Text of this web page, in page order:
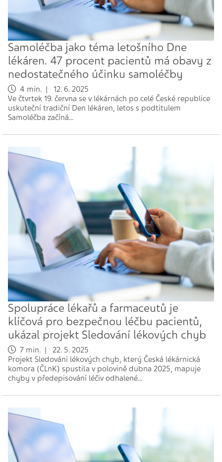
Samoléčba jako téma letošního Dne
lékáren. 47 procent pacientů má obavy z
nedostatečného účinku samoléčby
4 min. | 12. 6. 2025
Ve čtvrtek 19. června se v lékárnách po celé České republice
uskuteční tradiční Den lékáren, letos s podtitulem
Samoléčba začíná…
Spolupráce lékařů a farmaceutů je
klíčová pro bezpečnou léčbu pacientů,
ukázal projekt Sledování lékových chyb
7 min. | 22. 5. 2025
Projekt Sledování lékových chyb, který Česká lékárnická
komora (ČLnK) spustila v polovině dubna 2025, mapuje
chyby v předepisování léčiv odhalené…